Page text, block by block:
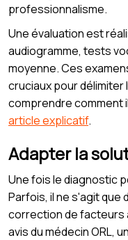
professionnalisme.
Une évaluation est
audiogramme, tests
moyenne. Ces
cruciaux pour délimiter
comprendre comment
article explicatif.
Adapter la
Une fois le diagnostic
Parfois, il ne s'agit que
correction de facteurs
avis du médecin ORL, un